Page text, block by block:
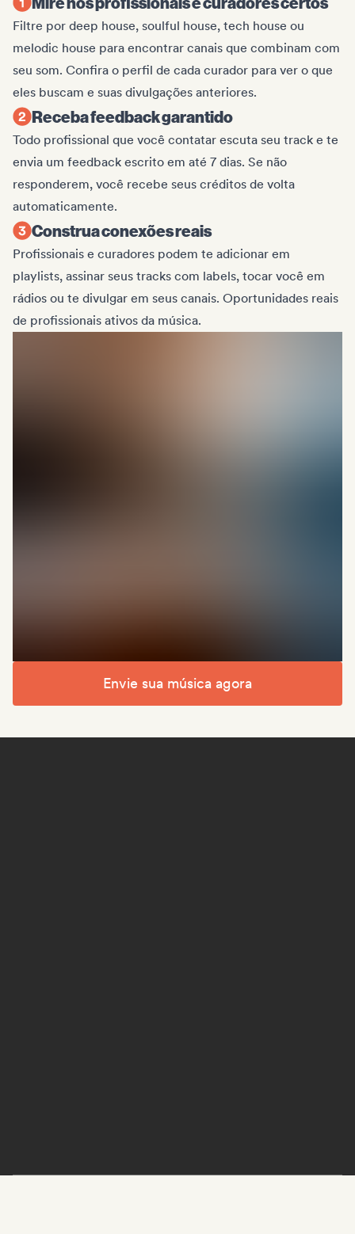
Filtre por deep house, soulful house, tech house ou
melodic house para encontrar canais que combinam com
seu som. Confira o perfil de cada curador para ver o que
eles buscam e suas divulgações anteriores.
Receba feedback garantido
Todo profissional que você contatar escuta seu track e te
envia um feedback escrito em até 7 dias. Se não
responderem, você recebe seus créditos de volta
automaticamente.
Construa conexões reais
Profissionais e curadores podem te adicionar em
playlists, assinar seus tracks com labels, tocar você em
rádios ou te divulgar em seus canais. Oportunidades reais
de profissionais ativos da música.
Envie sua música agora